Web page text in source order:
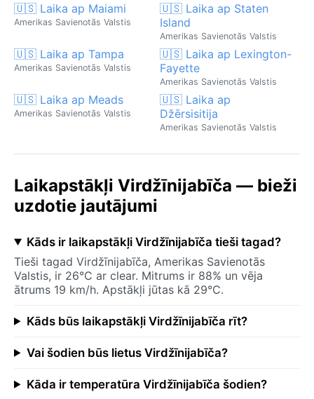
🇺🇸 Laika ap Maiami
Amerikas Savienotās Valstis
🇺🇸 Laika ap Staten
Island
Amerikas Savienotās Valstis
🇺🇸 Laika ap Tampa
Amerikas Savienotās Valstis
🇺🇸 Laika ap Lexington-
Fayette
Amerikas Savienotās Valstis
🇺🇸 Laika ap Meads
Amerikas Savienotās Valstis
🇺🇸 Laika ap
Džērsisitija
Amerikas Savienotās Valstis
Laikapstākļi Virdžīnijabīča — bieži
uzdotie jautājumi
Kāds ir laikapstākļi Virdžīnijabīča tieši tagad?
Tieši tagad Virdžīnijabīča, Amerikas Savienotās
Valstis, ir 26°C ar clear. Mitrums ir 88% un vēja
ātrums 19 km/h. Apstākļi jūtas kā 29°C.
Kāds būs laikapstākļi Virdžīnijabīča rīt?
Vai šodien būs lietus Virdžīnijabīča?
Kāda ir temperatūra Virdžīnijabīča šodien?